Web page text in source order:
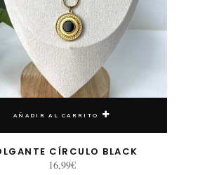
AÑADIR AL CARRITO
CÍRCULO BLACK
16,99€